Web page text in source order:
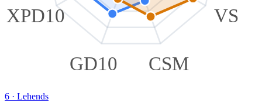
VS
CSM
GD10
XPD10
6 · Lehends